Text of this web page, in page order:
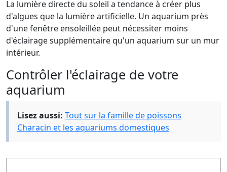
La lumière directe du soleil a tendance à créer plus
d'algues que la lumière artificielle. Un aquarium près
d'une fenêtre ensoleillée peut nécessiter moins
d'éclairage supplémentaire qu'un aquarium sur un mur
intérieur.
Contrôler l'éclairage de votre
aquarium
Lisez aussi: Tout sur la famille de poissons
Characin et les aquariums domestiques